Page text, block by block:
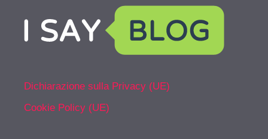
Dichiarazione sulla Privacy (UE)
Cookie Policy (UE)